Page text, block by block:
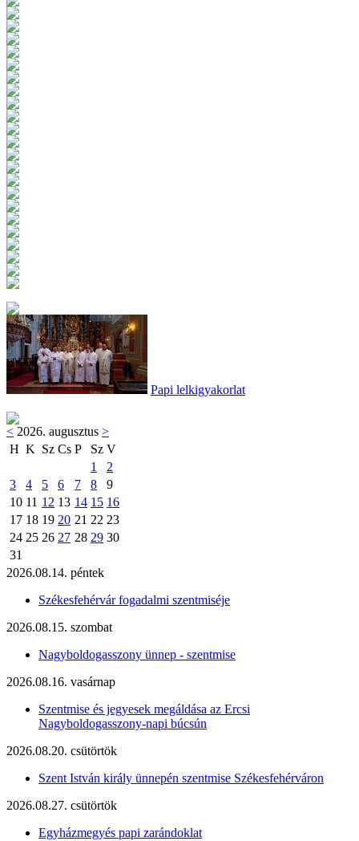
Papi lelkigyakorlat
< 2026. augusztus >
H K Sz Cs P Sz V
1
2
3
4 5 6 7 8
9
10 11 12 13 14 15 16
17 18 19 20 21 22 23
24 25 26 27 28 29 30
31
2026.08.14. péntek
Székesfehérvár fogadalmi szentmiséje
2026.08.15. szombat
Nagyboldogasszony ünnep - szentmise
2026.08.16. vasárnap
Szentmise és jegyesek megáldása az Ercsi
Nagyboldogasszony-napi búcsún
2026.08.20. csütörtök
Szent István király ünnepén szentmise Székesfehérváron
2026.08.27. csütörtök
Egyházmegyés papi zarándoklat